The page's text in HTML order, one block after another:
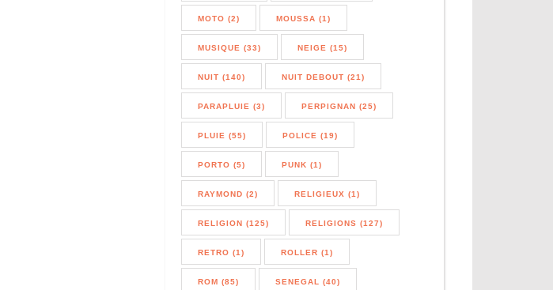
MOTO (2) MOUSSA (1)
MUSIQUE (33) NEIGE (15)
NUIT (140) NUIT DEBOUT (21)
PARAPLUIE (3) PERPIGNAN (25)
PLUIE (55) POLICE (19)
PORTO (5) PUNK (1)
RAYMOND (2) RELIGIEUX (1)
RELIGION (125) RELIGIONS (127)
RETRO (1) ROLLER (1)
ROM (85) SENEGAL (40)